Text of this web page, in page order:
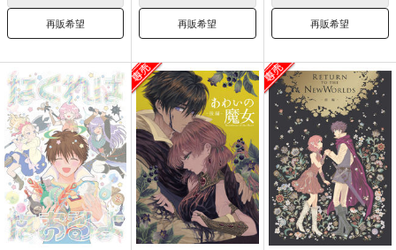
再販希望 再販希望 再販希望